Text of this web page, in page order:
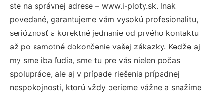
ste na správnej adrese – www.i-ploty.sk. Inak
povedané, garantujeme vám vysokú profesionalitu,
serióznosť a korektné jednanie od prvého kontaktu
až po samotné dokončenie vašej zákazky. Keďže aj
my sme iba ľudia, sme tu pre vás nielen počas
spolupráce, ale aj v prípade riešenia prípadnej
nespokojnosti, ktorú vždy berieme vážne a snažíme